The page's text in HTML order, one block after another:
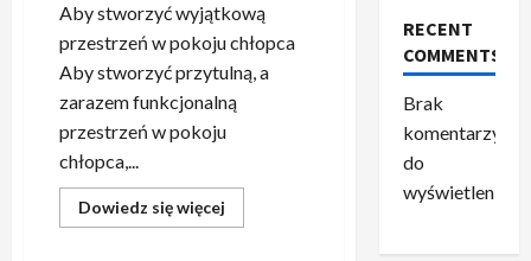
Aby stworzyć wyjątkową
przestrzeń w pokoju chłopca
Aby stworzyć przytulną, a
zarazem funkcjonalną
przestrzeń w pokoju
chłopca,...
Dowiedz się więcej
się
RECENT
COMMENTS
Brak
komentarzy
do
wyświetlenia.